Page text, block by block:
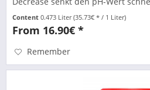
Content0.473 Liter(35.73€ * / 1 Liter)
From 16.90€ *
Remember